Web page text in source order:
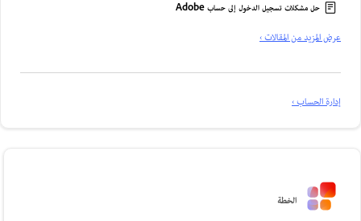
حل مشكلات تسجيل الدخول إلى حساب Adobe
عرض المزيد من المقالات ›
إدارة الحساب ›
الخطة